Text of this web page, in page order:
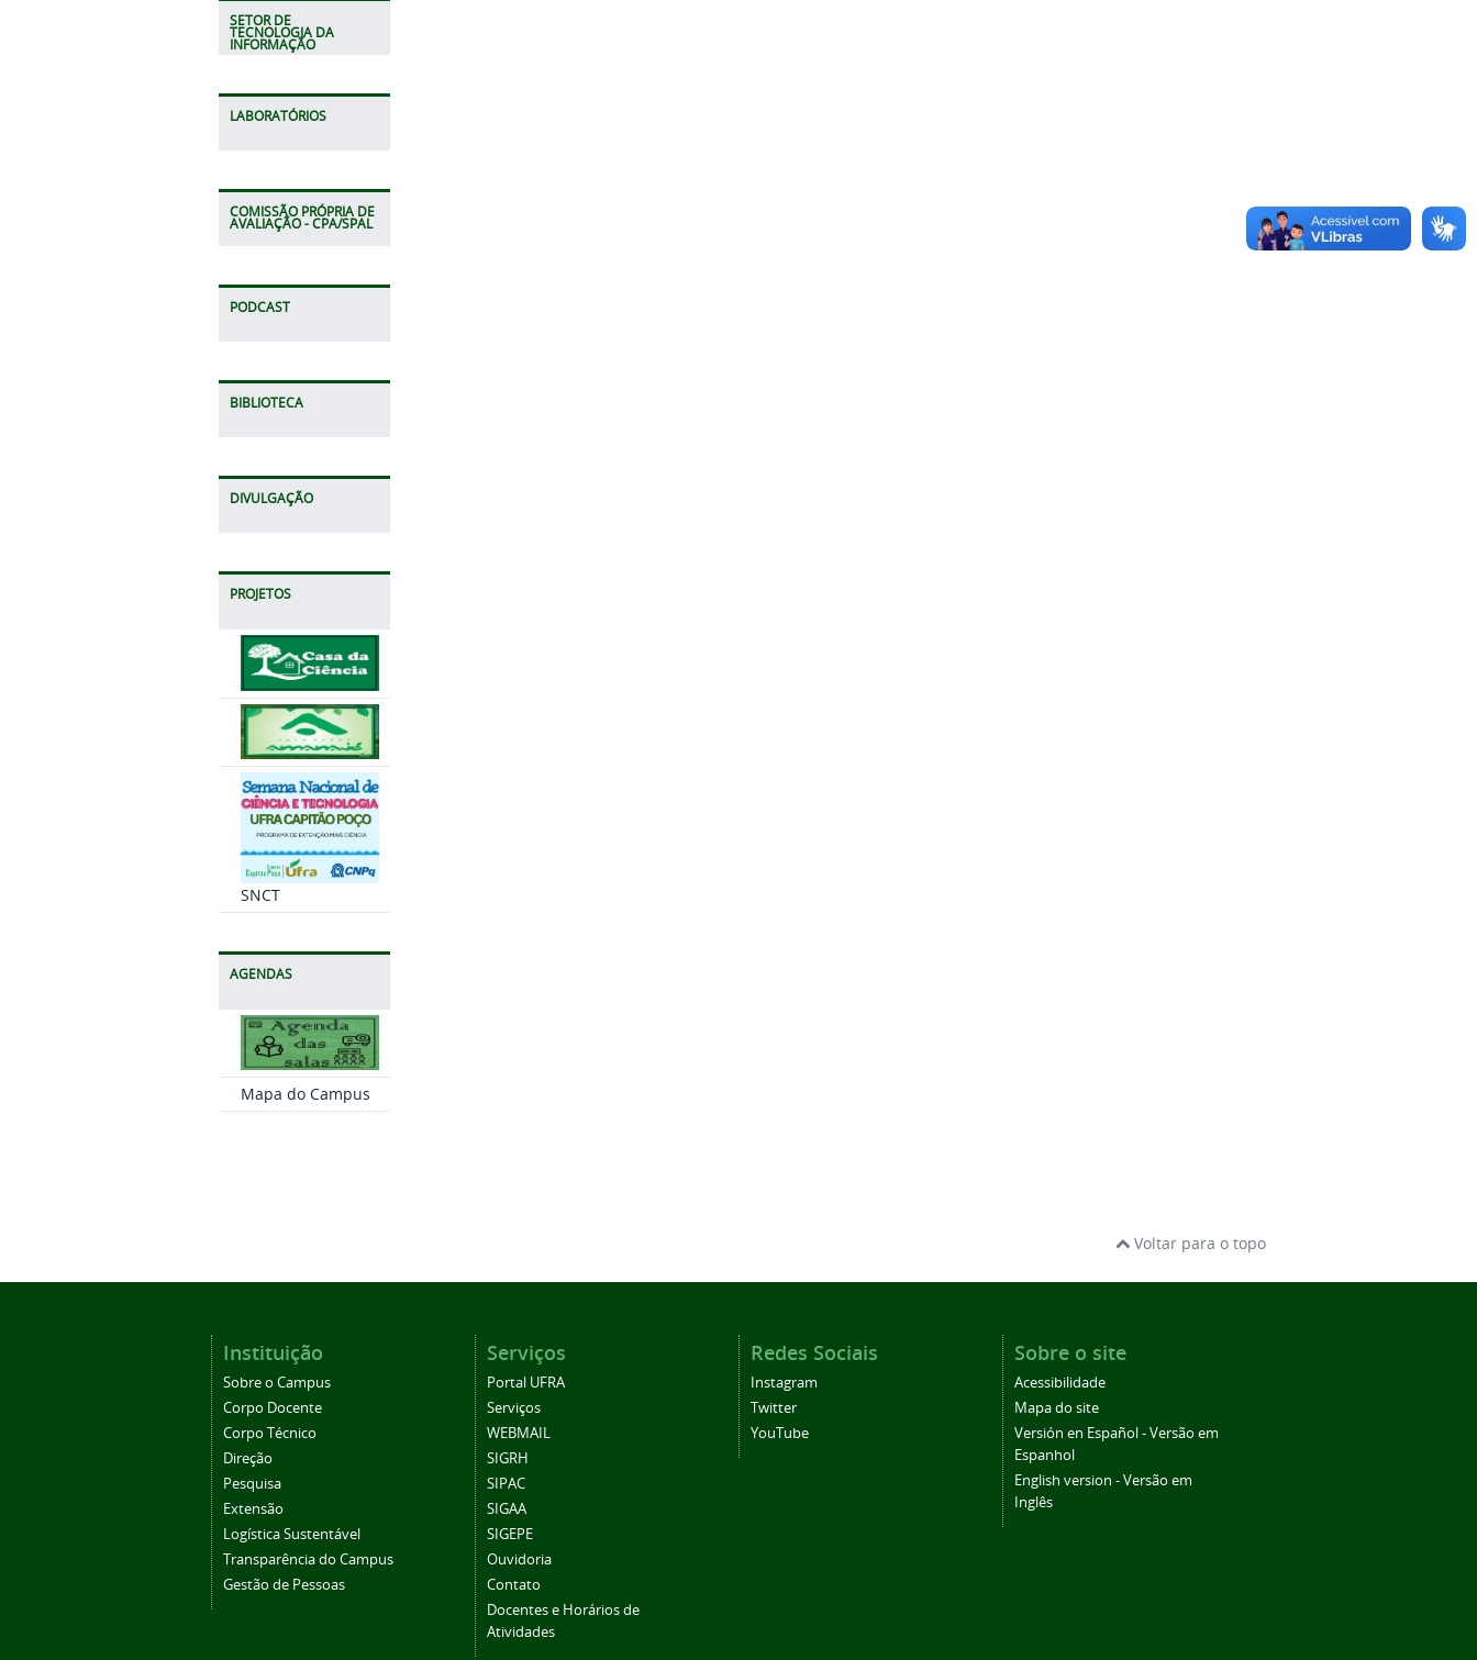
SETOR DE
TECNOLOGIA DA
INFORMAÇÃO
LABORATÓRIOS
COMISSÃO PRÓPRIA DE
AVALIAÇÃO - CPA/SPAL
PODCAST
BIBLIOTECA
DIVULGAÇÃO
PROJETOS
SNCT
AGENDAS
Mapa do Campus
Voltar para o topo
Instituição
Sobre o Campus
Corpo Docente
Corpo Técnico
Direção
Pesquisa
Extensão
Logística Sustentável
Transparência do Campus
Gestão de Pessoas
Serviços
Portal UFRA
Serviços
WEBMAIL
SIGRH
SIPAC
SIGAA
SIGEPE
Ouvidoria
Contato
Docentes e Horários de
Atividades
Redes Sociais
Instagram
Twitter
YouTube
Sobre o site
Acessibilidade
Mapa do site
Versión en Español - Versão em
Espanhol
English version - Versão em
Inglês